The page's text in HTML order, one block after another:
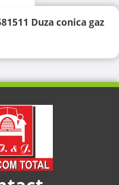
Duza conica gaz